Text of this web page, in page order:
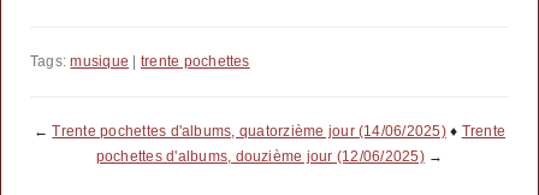
Tags:musique trente pochettes
←Trente pochettes d'albums, quatorzième jour (14/06/2025)♦ Trente
pochettes d'albums, douzième jour (12/06/2025)→